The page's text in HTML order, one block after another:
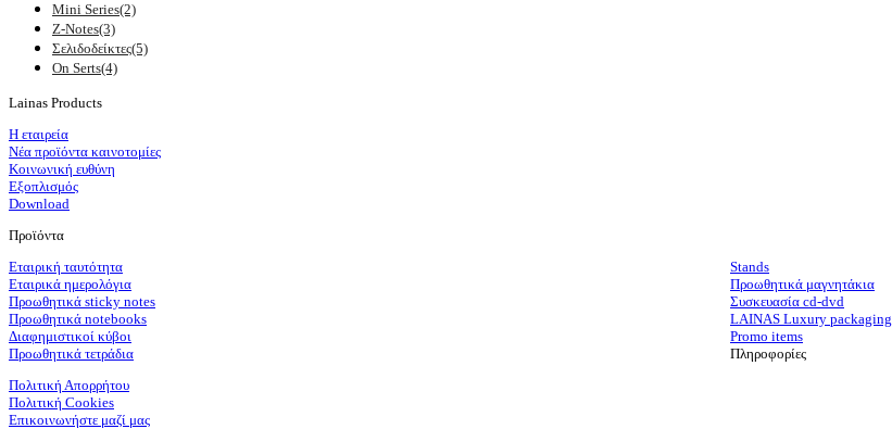
Mini Series(2)
Z-Notes(3)
Σελιδοδείκτες(5)
On Serts(4)
Lainas Products
Η εταιρεία
Νέα προϊόντα καινοτομίες
Κοινωνική ευθύνη
Εξοπλισμός
Download
Προϊόντα
Εταιρική ταυτότητα
Εταιρικά ημερολόγια
Προωθητικά sticky notes
Προωθητικά notebooks
Διαφημιστικοί κύβοι
Προωθητικά τετράδια
Stands
Προωθητικά μαγνητάκια
Συσκευασία cd-dvd
LAINAS Luxury packaging
Promo items
Πληροφορίες
Πολιτική Απορρήτου
Πολιτική Cookies
Επικοινωνήστε μαζί μας